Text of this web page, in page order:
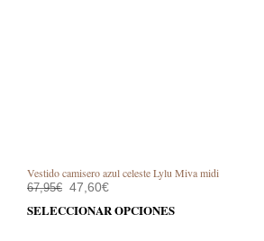
Vestido camisero azul celeste Lylu Miva midi
67,95€ El
original
47,60€El
actual
SELECCIONAR OPCIONES